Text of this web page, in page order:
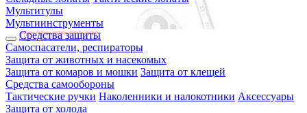
Мультитулы
Мультиинструменты
Средства защиты
Самоспасатели, респираторы
Защита от животных и насекомых
Защита от комаров и мошки Защита от клещей
Средства самообороны
Тактические ручки Наколенники и налокотники Аксессуары
Защита от холода